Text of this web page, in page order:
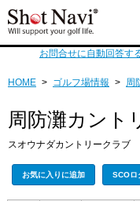
お問合せに自動回答す
HOME > ゴルフ場情報 > 周
周防灘カント
スオウナダカントリークラブ
お気に入りに追加 SCOロ